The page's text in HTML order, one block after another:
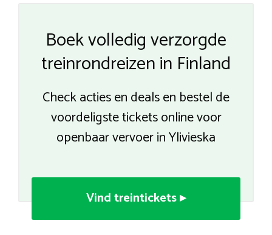
Boek volledig verzorgde
treinrondreizen in Finland
Check acties en deals en bestel de
voordeligste tickets online voor
openbaar vervoer in Ylivieska
Vind treintickets ▸